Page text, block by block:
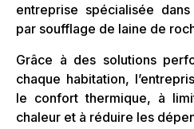
entreprise spécialisée
par soufflage de laine de
Grâce à des solutions
chaque habitation,
le confort thermique, à
chaleur et à réduire les